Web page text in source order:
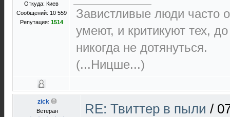
Откуда: Киев
Сообщений: 10 559
Репутация: 1514
Завистливые люди часто
умеют, и критикуют тех,
никогда не дотянуться.
(...Ницше...)
zick
Ветеран RE: Твиттер в пыли /